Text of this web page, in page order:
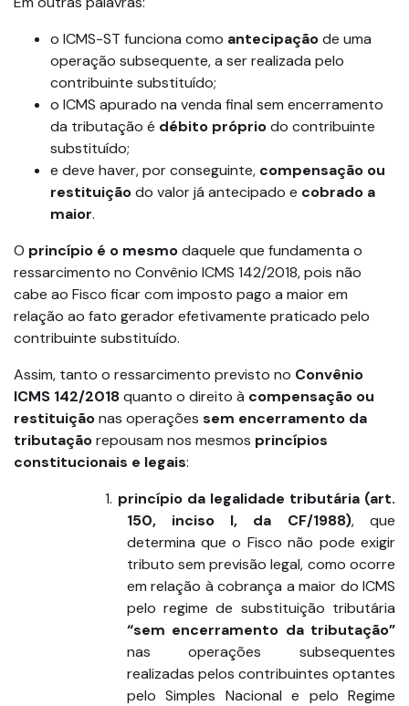
o ICMS-ST funciona como antecipaçãode uma
operação subsequente, a ser realizada pelo
contribuinte substituído;
o ICMS apurado na venda final sem encerramento
da tributação é débito própriodo contribuinte
substituído;
e deve haver, por conseguinte, compensação ou
restituiçãodo valor já antecipado e cobrado a
maior.
O princípio é o mesmodaquele que fundamenta o
ressarcimento no Convênio ICMS 142/2018, pois não
cabe ao Fisco ficar com imposto pago a maior em
relação ao fato gerador efetivamente praticado pelo
contribuinte substituído.
Assim, tanto o ressarcimento previsto no Convênio
ICMS 142/2018quanto o direito à compensação ou
restituiçãonas operações sem encerramento da
tributaçãorepousam nos mesmos princípios
constitucionais e legais:
1. princípio da legalidade tributária (art.
150, inciso I, da CF/1988), que
determina que o Fisco não pode exigir
tributo sem previsão legal, como ocorre
em relação à cobrança a maior do ICMS
pelo regime de substituição tributária
“sem encerramento da tributação”
nas operações subsequentes
realizadas pelos contribuintes optantes
pelo Simples Nacional e pelo Regime